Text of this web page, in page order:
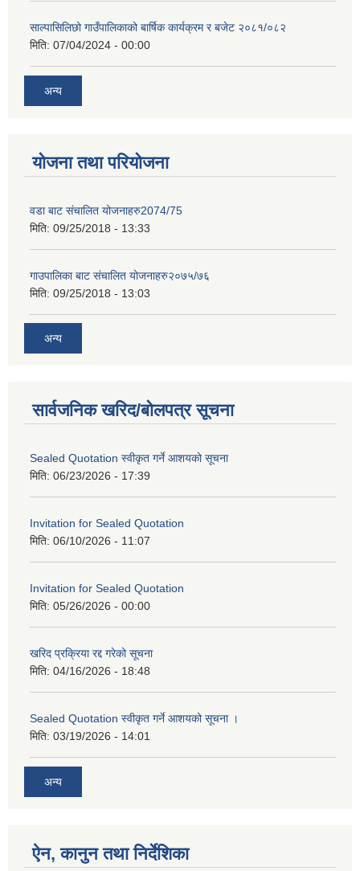
साल्पासिलिछो गाउँपालिकाको बार्षिक कार्यक्रम र बजेट २०८१/०८२
मिति: 07/04/2024 - 00:00
अन्य
योजना तथा परियोजना
वडा बाट संचालित योजनाहरु2074/75
मिति: 09/25/2018 - 13:33
गाउपालिका बाट संचालित योजनाहरु२०७५/७६
मिति: 09/25/2018 - 13:03
अन्य
सार्वजनिक खरिद/बोलपत्र सूचना
Sealed Quotation स्वीकृत गर्ने आशयको सूचना
मिति: 06/23/2026 - 17:39
Invitation for Sealed Quotation
मिति: 06/10/2026 - 11:07
Invitation for Sealed Quotation
मिति: 05/26/2026 - 00:00
खरिद प्रक्रिया रद्द गरेको सूचना
मिति: 04/16/2026 - 18:48
Sealed Quotation स्वीकृत गर्ने आशयको सूचना ।
मिति: 03/19/2026 - 14:01
अन्य
ऐन, कानुन तथा निर्देशिका